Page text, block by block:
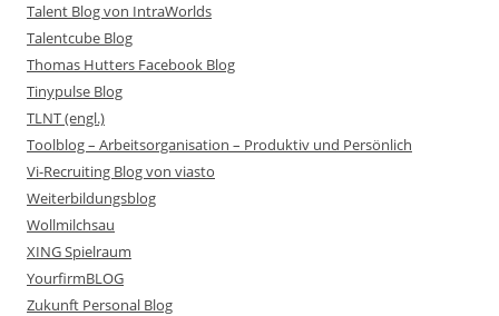
Talent Blog von IntraWorlds
Talentcube Blog
Thomas Hutters Facebook Blog
Tinypulse Blog
TLNT (engl.)
Toolblog – Arbeitsorganisation – Produktiv und Persönlich
Vi-Recruiting Blog von viasto
Weiterbildungsblog
Wollmilchsau
XING Spielraum
YourfirmBLOG
Zukunft Personal Blog